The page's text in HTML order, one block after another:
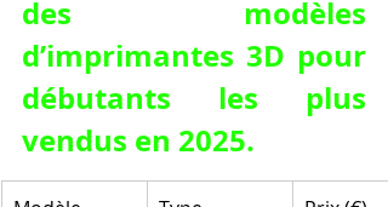
des modèles
d’imprimantes 3D pour
débutants les plus
vendus en 2025.